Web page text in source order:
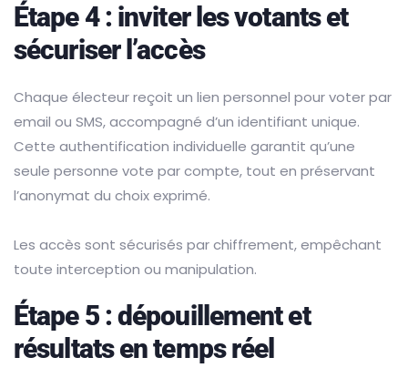
Étape 4 : inviter les votants et
sécuriser l’accès
Chaque électeur reçoit un lien personnel pour voter par
email ou SMS, accompagné d’un identifiant unique.
Cette authentification individuelle garantit qu’une
seule personne vote par compte, tout en préservant
l’anonymat du choix exprimé.
Les accès sont sécurisés par chiffrement, empêchant
toute interception ou manipulation.
Étape 5 : dépouillement et
résultats en temps réel